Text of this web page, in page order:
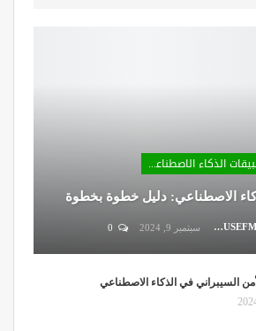
تطبيقات الذكاء الاصطناعي
الاصطناعي: دليل خطوة بخطوة
DR.YOUSEFMANAFIKHI سبتمبر 9, 2024
السيبراني في الذكاء الاصطناعي